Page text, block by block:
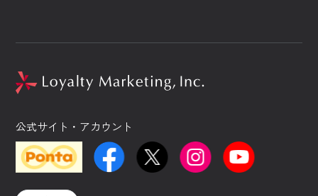
公式サイト・アカウント